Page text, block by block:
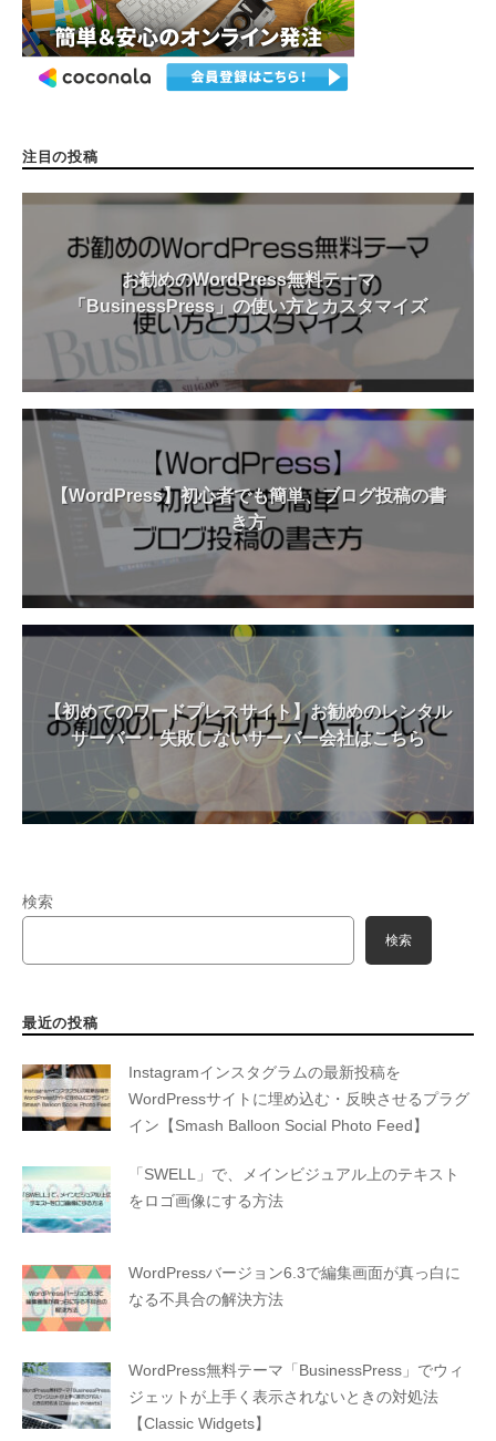
注目の投稿
お勧めのWordPress無料テーマ
「BusinessPress」の使い方とカスタマイズ
【WordPress】初心者でも簡単、ブログ投稿の書
き方
【初めてのワードプレスサイト】お勧めのレンタル
サーバー・失敗しないサーバー会社はこちら
検索
検索
最近の投稿
Instagramインスタグラムの最新投稿を
WordPressサイトに埋め込む・反映させるプラグ
イン【Smash Balloon Social Photo Feed】
「SWELL」で、メインビジュアル上のテキスト
をロゴ画像にする方法
WordPressバージョン6.3で編集画面が真っ白に
なる不具合の解決方法
WordPress無料テーマ「BusinessPress」でウィ
ジェットが上手く表示されないときの対処法
【Classic Widgets】